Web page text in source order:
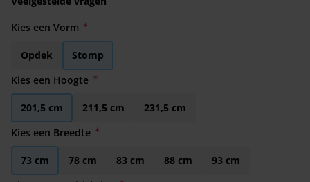
Kies een Vorm
Opdek
Stomp
Kies een Hoogte
201,5 cm 211,5 cm
231,5 cm
Kies een Breedte
73 cm 78 cm 83 cm 88 cm
93 cm